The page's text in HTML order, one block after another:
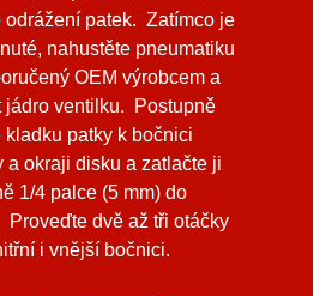
odrážení patek. Zatímco je
nahustěte pneumatiku
OEM výrobcem a
jádro ventilku. Postupně
kladku patky k bočnici
a okraji disku a zatlačte ji
1/4 palce (5 mm) do
Proveďte dvě až tři otáčky
i vnější bočnici.